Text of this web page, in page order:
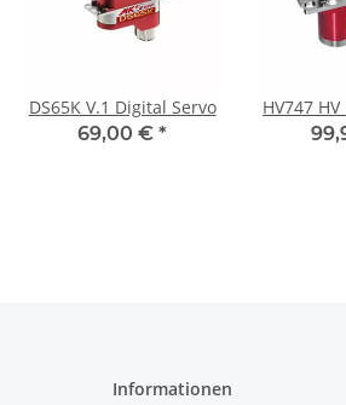
DS65K V.1 Digital Servo
69,00 € *
HV747
Informationen